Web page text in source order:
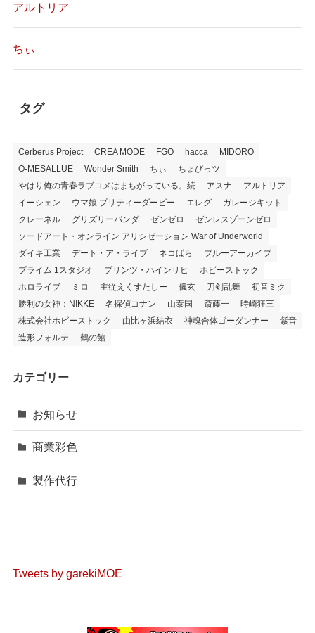
アルトリア
ちぃ
タグ
Cerberus Project CREA MODE FGO hacca
MIDORO
O-MESALLUE
Wonder Smith ちぃ
ちょびっツ
やはり俺の青春ラブコメはまちがっている。続
アスナ
アルトリア
イーシェン
ウマ娘 プリティーダービー エレグ
ガレージキット
クレーネル
グリズリーパンダ ゼンゼロ
ゼンレスゾーンゼロ
ソードアート・オンライン アリシゼーション War of Underworld
ダイキ工業
デート・ア・ライブ ネコぱら
ブルーアーカイブ
プライム 1スタジオ
プリンツ・ハインリヒ
ホビーストック
ホロライブ
ミロ 主従えくすたしー 儀玄 刀剣乱舞
初音ミク
勝利の女神：NIKKE
名探偵コナン 山泰国 斎藤一
時崎狂三
株式会社ホビーストック
由比ヶ浜結衣 神魂合体ゴーダンナー
紫音
造形フォルテ
鶴の館
カテゴリー
お知らせ
商業彩色
製作代行
Tweets by garekiMOE